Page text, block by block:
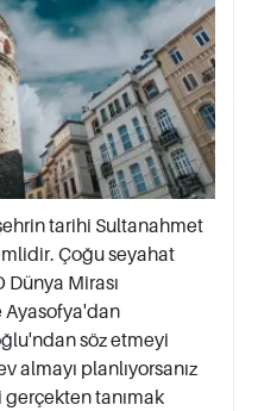
tarihi Sultanahmet
Çoğu seyahat
Mirası
Ayasofya'dan
söz etmeyi
almayı planlıyorsanız
tanımak